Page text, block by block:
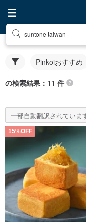
suntone taiwan
Pinkoiおすすめ
の検索結果：11 件
一部自動翻訳されていま
15%OFF